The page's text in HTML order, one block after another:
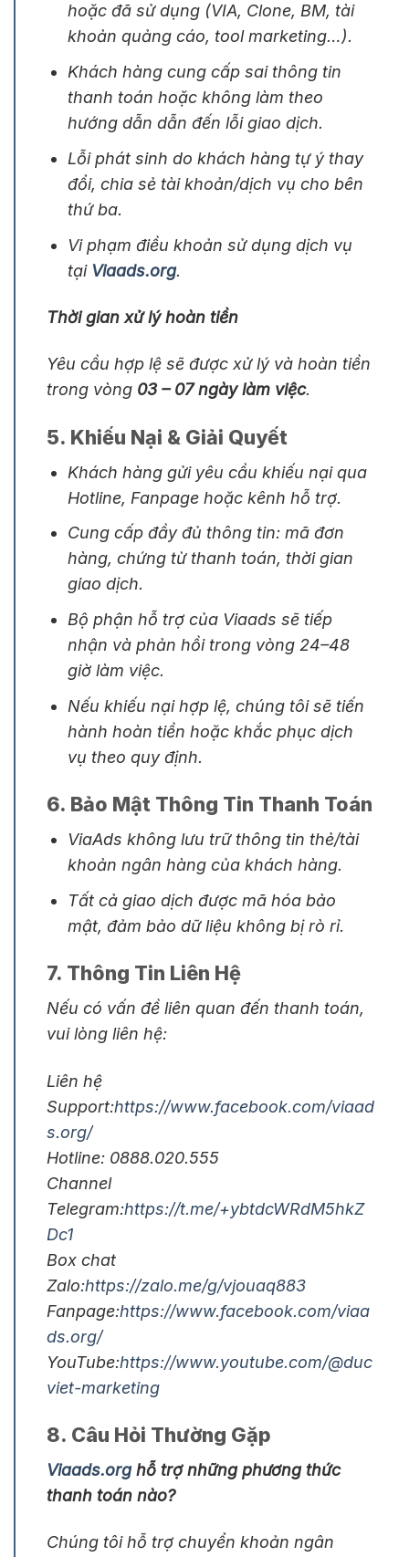
hoặc đã sử dụng (VIA, Clone, BM, tài
khoản quảng cáo, tool marketing…).
Khách hàng cung cấp sai thông tin
thanh toán hoặc không làm theo
hướng dẫn dẫn đến lỗi giao dịch.
Lỗi phát sinh do khách hàng tự ý thay
đổi, chia sẻ tài khoản/dịch vụ cho bên
thứ ba.
Vi phạm điều khoản sử dụng dịch vụ
tại Viaads.org.
Thời gian xử lý hoàn tiền
Yêu cầu hợp lệ sẽ được xử lý và hoàn tiền
trong vòng 03 – 07 ngày làm việc.
5. Khiếu Nại & Giải Quyết
Khách hàng gửi yêu cầu khiếu nại qua
Hotline, Fanpage hoặc kênh hỗ trợ.
Cung cấp đầy đủ thông tin: mã đơn
hàng, chứng từ thanh toán, thời gian
giao dịch.
Bộ phận hỗ trợ của Viaads sẽ tiếp
nhận và phản hồi trong vòng 24–48
giờ làm việc.
Nếu khiếu nại hợp lệ, chúng tôi sẽ tiến
hành hoàn tiền hoặc khắc phục dịch
vụ theo quy định.
6. Bảo Mật Thông Tin Thanh Toán
ViaAds không lưu trữ thông tin thẻ/tài
khoản ngân hàng của khách hàng.
Tất cả giao dịch được mã hóa bảo
mật, đảm bảo dữ liệu không bị rò rỉ.
7. Thông Tin Liên Hệ
Nếu có vấn đề liên quan đến thanh toán,
vui lòng liên hệ:
Liên hệ
Support:https://www.facebook.com/viaad
s.org/
Hotline: 0888.020.555
Channel
Telegram:https://t.me/+ybtdcWRdM5hkZ
Dc1
Box chat
Zalo:https://zalo.me/g/vjouaq883
Fanpage:https://www.facebook.com/viaa
ds.org/
YouTube:https://www.youtube.com/@duc
viet-marketing
8. Câu Hỏi Thường Gặp
Viaads.orghỗ trợ những phương thức
thanh toán nào?
Chúng tôi hỗ trợ chuyển khoản ngân